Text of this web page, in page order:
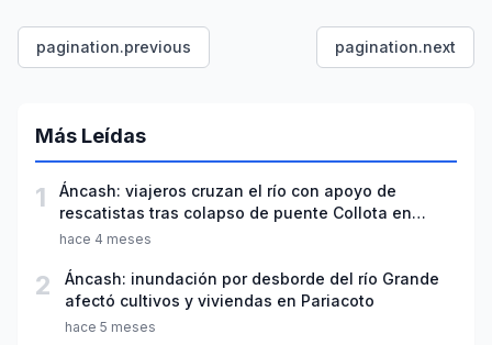
pagination.previous pagination.next
Más Leídas
1
Áncash: viajeros cruzan el río con apoyo de
rescatistas tras colapso de puente Collota en
Recuay
hace 4 meses
2
Áncash: inundación por desborde del río Grande
afectó cultivos y viviendas en Pariacoto
hace 5 meses